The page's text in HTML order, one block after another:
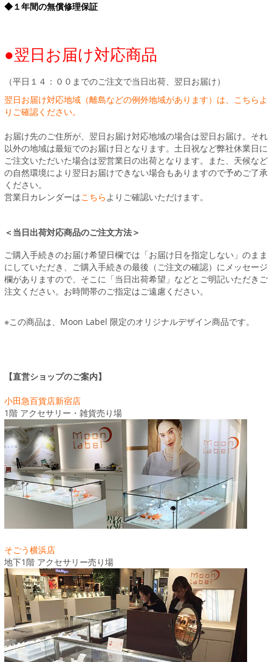
◆１年間の無償修理保証
●翌日お届け対応商品
（平日１４：００までのご注文で当日出荷、翌日お届け）
翌日お届け対応地域（離島などの例外地域があります）は、こちらよ
りご確認ください。
お届け先のご住所が、翌日お届け対応地域の場合は翌日お届け。それ
以外の地域は最短でのお届け日となります。土日祝など弊社休業日に
ご注文いただいた場合は翌営業日の出荷となります。また、天候など
の自然環境により翌日お届けできない場合もありますので予めご了承
ください。
営業日カレンダーはこちらよりご確認いただけます。
＜当日出荷対応商品のご注文方法＞
ご購入手続きのお届け希望日欄では「お届け日を指定しない」のまま
にしていただき、ご購入手続きの最後（ご注文の確認）にメッセージ
欄がありますので、そこに「当日出荷希望」などとご明記いただきご
注文ください。お時間帯のご指定はご遠慮ください。
※この商品は、Moon Label 限定のオリジナルデザイン商品です。
【直営ショップのご案内】
小田急百貨店新宿店
1階 アクセサリー・雑貨売り場
そごう横浜店
地下1階 アクセサリー売り場